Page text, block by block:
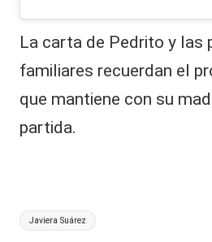
La carta de Pedrito y las
familiares recuerdan el
que mantiene con su
partida.
Etiquetas:
Javiera Suárez